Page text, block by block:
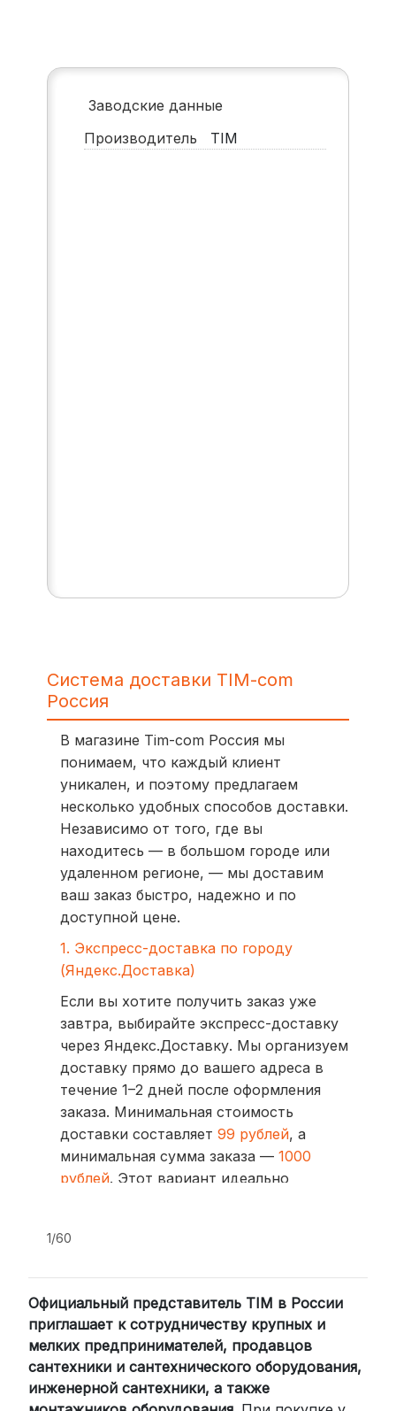
Заводские данные
Производитель
TIM
Система доставки TIM-com
Россия
В магазине Tim-com Россия мы
понимаем, что каждый клиент
уникален, и поэтому предлагаем
несколько удобных способов доставки.
Независимо от того, где вы
находитесь — в большом городе или
удаленном регионе, — мы доставим
ваш заказ быстро, надежно и по
доступной цене.
1. Экспресс-доставка по городу
(Яндекс.Доставка)
Если вы хотите получить заказ уже
завтра, выбирайте экспресс-доставку
через Яндекс.Доставку. Мы организуем
доставку прямо до вашего адреса в
течение 1–2 дней после оформления
заказа. Минимальная стоимость
доставки составляет 99 рублей, а
минимальная сумма заказа — 1000
рублей. Этот вариант идеально
компании (СДЭК, BoxBerry, DPD)
Для клиентов из других регионов
России мы сотрудничаем с
проверенными транспортными
компаниями:
1/60
Официальный представитель TIM в России
приглашает к сотрудничеству крупных и
мелких предпринимателей, продавцов
сантехники и сантехнического оборудования,
инженерной сантехники, а также